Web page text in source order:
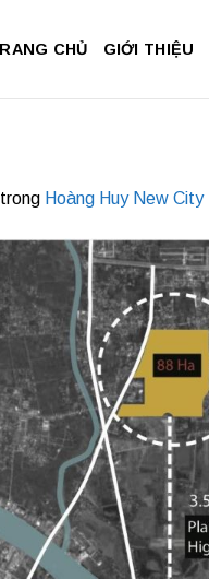
CHỦ GIỚI THIỆU
trong Hoàng Huy New City